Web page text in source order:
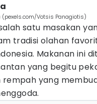
Votsis Panagiotis)
satu masakan
tradisi olahan
Makanan ini
yang begitu
yang